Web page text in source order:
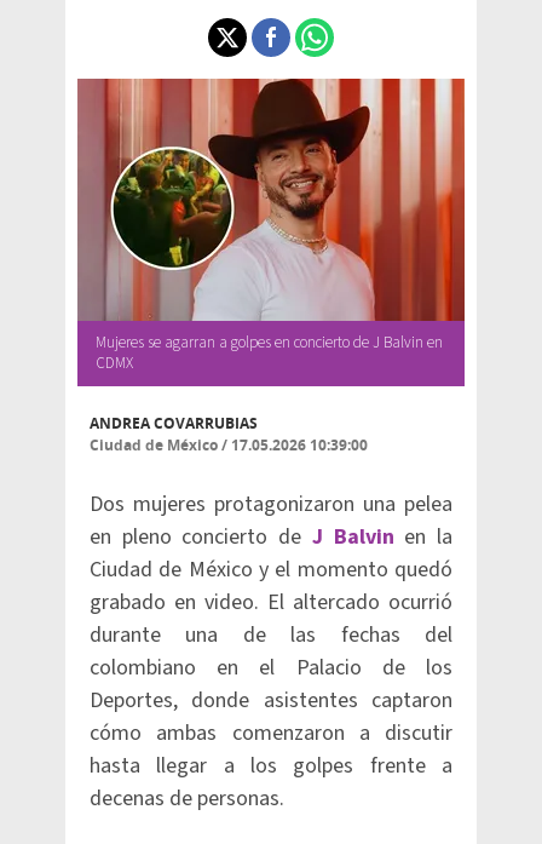
Mujeres se agarran a golpes en concierto de J Balvin en
CDMX
ANDREA COVARRUBIAS
Ciudad de México/ 17.05.2026 10:39:00
Dos mujeres protagonizaron una pelea
en pleno concierto de J Balvin en la
Ciudad de México y el momento quedó
grabado en video. El altercado ocurrió
durante una de las fechas del
colombiano en el Palacio de los
Deportes, donde asistentes captaron
cómo ambas comenzaron a discutir
hasta llegar a los golpes frente a
decenas de personas.